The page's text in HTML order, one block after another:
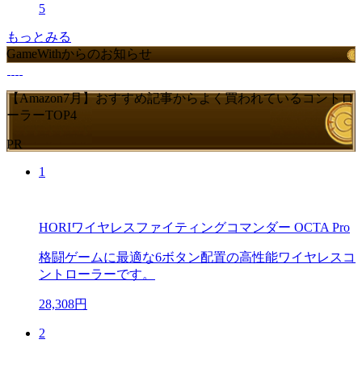
5
もっとみる
GameWithからのお知らせ
【Amazon7月】おすすめ記事からよく買われているコントロ
ーラーTOP4
PR
1
HORIワイヤレスファイティングコマンダー OCTA Pro
格闘ゲームに最適な6ボタン配置の高性能ワイヤレスコ
ントローラーです。
28,308円
2